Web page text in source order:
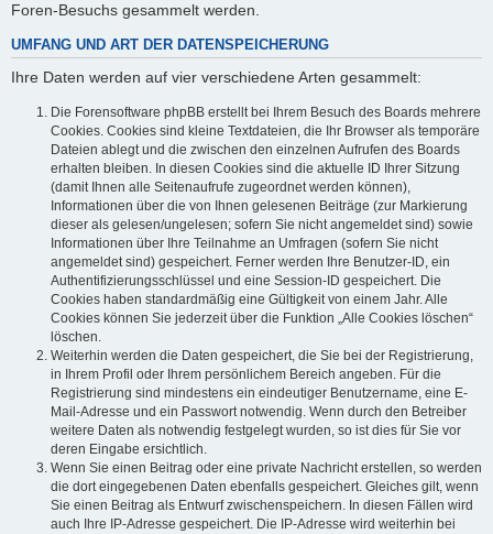
Foren-Besuchs gesammelt werden.
UMFANG UND ART DER DATENSPEICHERUNG
Ihre Daten werden auf vier verschiedene Arten gesammelt:
Die Forensoftware phpBB erstellt bei Ihrem Besuch des Boards mehrere
Cookies. Cookies sind kleine Textdateien, die Ihr Browser als temporäre
Dateien ablegt und die zwischen den einzelnen Aufrufen des Boards
erhalten bleiben. In diesen Cookies sind die aktuelle ID Ihrer Sitzung
(damit Ihnen alle Seitenaufrufe zugeordnet werden können),
Informationen über die von Ihnen gelesenen Beiträge (zur Markierung
dieser als gelesen/ungelesen; sofern Sie nicht angemeldet sind) sowie
Informationen über Ihre Teilnahme an Umfragen (sofern Sie nicht
angemeldet sind) gespeichert. Ferner werden Ihre Benutzer-ID, ein
Authentifizierungsschlüssel und eine Session-ID gespeichert. Die
Cookies haben standardmäßig eine Gültigkeit von einem Jahr. Alle
Cookies können Sie jederzeit über die Funktion „Alle Cookies löschen“
löschen.
Weiterhin werden die Daten gespeichert, die Sie bei der Registrierung,
in Ihrem Profil oder Ihrem persönlichem Bereich angeben. Für die
Registrierung sind mindestens ein eindeutiger Benutzername, eine E-
Mail-Adresse und ein Passwort notwendig. Wenn durch den Betreiber
weitere Daten als notwendig festgelegt wurden, so ist dies für Sie vor
deren Eingabe ersichtlich.
Wenn Sie einen Beitrag oder eine private Nachricht erstellen, so werden
die dort eingegebenen Daten ebenfalls gespeichert. Gleiches gilt, wenn
Sie einen Beitrag als Entwurf zwischenspeichern. In diesen Fällen wird
auch Ihre IP-Adresse gespeichert. Die IP-Adresse wird weiterhin bei